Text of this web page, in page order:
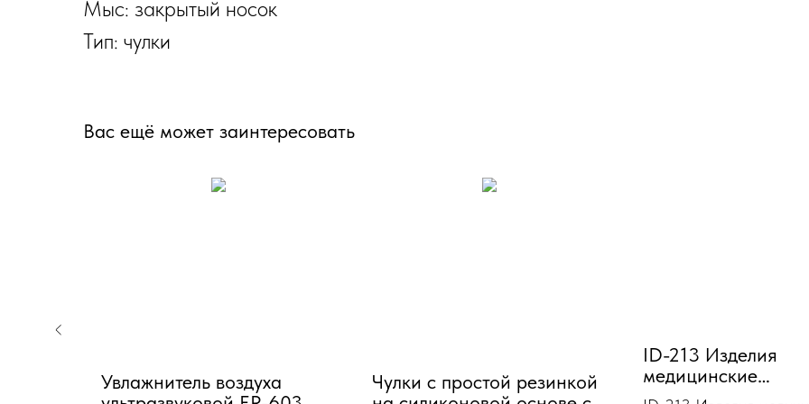
Мыс: закрытый носок
Тип: чулки
Вас ещё может заинтересовать
Увлажнитель воздуха
Чулки с простой резинкой
ID-213 Изделия
медицинские
компрессионные